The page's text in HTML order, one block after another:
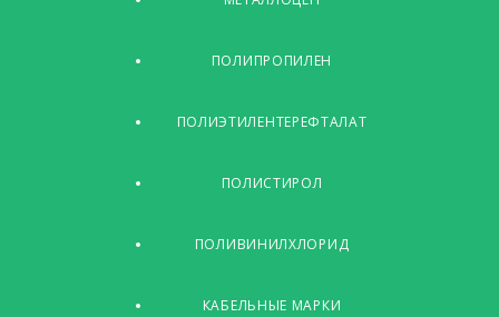
ПОЛИПРОПИЛЕН
ПОЛИЭТИЛЕНТЕРЕФТАЛАТ
ПОЛИСТИРОЛ
ПОЛИВИНИЛХЛОРИД
КАБЕЛЬНЫЕ МАРКИ